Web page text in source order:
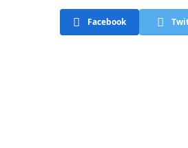
Facebook